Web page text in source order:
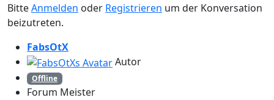
BitteAnmelden oder Registrieren um der Konversation
beizutreten.
FabsOtX
Autor
Offline
Forum Meister